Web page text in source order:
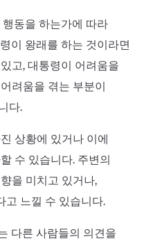
동을 하는가에 따라
이 왕래를 하는 것이라면
고, 대통령이 어려움을
려움을 겪는 부분이
다.
상황에 있거나 이에
수 있습니다. 주변의
을 미치고 있거나,
고 느낄 수 있습니다.
다른 사람들의 의견을